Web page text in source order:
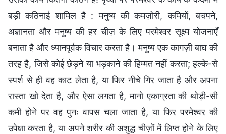
बड़ी कठिनाई शामिल है : मनुष्य की कमज़ोरी, कमियों, बचपने,
अज्ञानता और मनुष्य की हर चीज़ के लिए परमेश्वर सूक्ष्म योजनाएँ
बनाता है और ध्यानपूर्वक विचार करता है। मनुष्य एक कागज़ी बाघ की
तरह है, जिसे कोई छेड़ने या भड़काने की हिम्मत नहीं करता; हल्के-से
स्पर्श से ही वह काट लेता है, या फिर नीचे गिर जाता है और अपना
रास्ता खो देता है, और ऐसा लगता है, मानो एकाग्रता की थोड़ी-सी
कमी होने पर वह पुनः वापस चला जाता है, या फिर परमेश्वर की
उपेक्षा करता है, या अपने शरीर की अशुद्ध चीज़ों में लिप्त होने के लिए